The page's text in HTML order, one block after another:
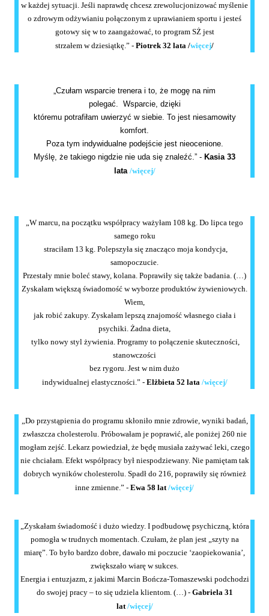
w każdej sytuacji. Jeśli naprawdę chcesz zrewolucjonizować myślenie
o zdrowym odżywianiu połączonym z uprawianiem sportu i jesteś
gotowy się w to zaangażować, to program SŻ jest
strzałem w dziesiątkę.” - Piotrek 32 lata /więcej/
„Czułam wsparcie trenera i to, że mogę na nim
polegać. Wsparcie, dzięki
któremu potrafiłam uwierzyć w siebie. To jest niesamowity
komfort.
Poza tym indywidualne podejście jest nieocenione.
Myślę, że takiego nigdzie nie uda się znaleźć.” - Kasia 33
lata /więcej/
„W marcu, na początku współpracy ważyłam 108 kg. Do lipca tego
samego roku
straciłam 13 kg. Polepszyła się znacząco moja kondycja,
samopoczucie.
Przestały mnie boleć stawy, kolana. Poprawiły się także badania. (…)
Zyskałam większą świadomość w wyborze produktów żywieniowych.
Wiem,
jak robić zakupy. Zyskałam lepszą znajomość własnego ciała i
psychiki. Żadna dieta,
tylko nowy styl żywienia. Programy to połączenie skuteczności,
stanowczości
bez rygoru. Jest w nim dużo
indywidualnej elastyczności.” - Elżbieta 52 lata /więcej/
„Do przystąpienia do programu skłoniło mnie zdrowie, wyniki badań,
zwłaszcza cholesterolu. Próbowałam je poprawić, ale poniżej 260 nie
mogłam zejść. Lekarz powiedział, że będę musiała zażywać leki, czego
nie chciałam. Efekt współpracy był niespodziewany. Nie pamiętam tak
dobrych wyników cholesterolu. Spadł do 216, poprawiły się również
inne zmienne.” - Ewa 58 lat /więcej/
„Zyskałam świadomość i dużo wiedzy. I podbudowę psychiczną, która
pomogła w trudnych momentach. Czułam, że plan jest „szyty na
miarę”. To było bardzo dobre, dawało mi poczucie ‘zaopiekowania’,
zwiększało wiarę w sukces.
Energia i entuzjazm, z jakimi Marcin Bończa-Tomaszewski podchodzi
do swojej pracy – to się udziela klientom. (…) - Gabriela 31
lat /więcej/